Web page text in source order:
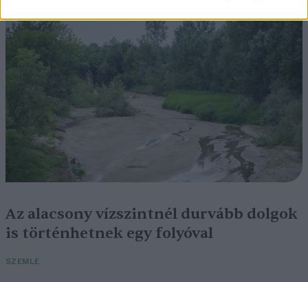
Az alacsony vízszintnél durvább dolgok
is történhetnek egy folyóval
SZEMLE